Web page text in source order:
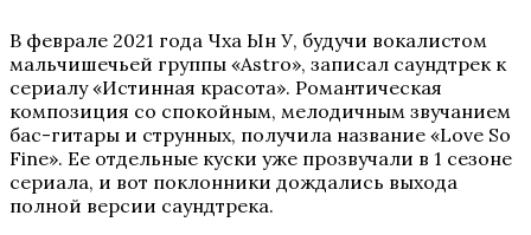
В феврале 2021 года Чха Ын У, будучи вокалистом
мальчишечьей группы «Astro», записал саундтрек к
сериалу «Истинная красота». Романтическая
композиция со спокойным, мелодичным звучанием
бас-гитары и струнных, получила название «Love So
Fine». Ее отдельные куски уже прозвучали в 1 сезоне
сериала, и вот поклонники дождались выхода
полной версии саундтрека.